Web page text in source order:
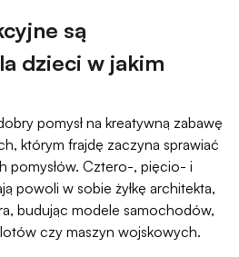
są
dzieci w jakim
pomysł na kreatywną zabawę
którym frajdę zaczyna sprawiać
pomysłów. Cztero-, pięcio- i
powoli w sobie żyłkę architekta,
budując modele samochodów,
czy maszyn wojskowych.